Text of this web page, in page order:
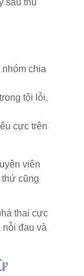
sau thủ
nhóm chia
tội lỗi.
cực trên
viên
cũng
thai cực
đau và